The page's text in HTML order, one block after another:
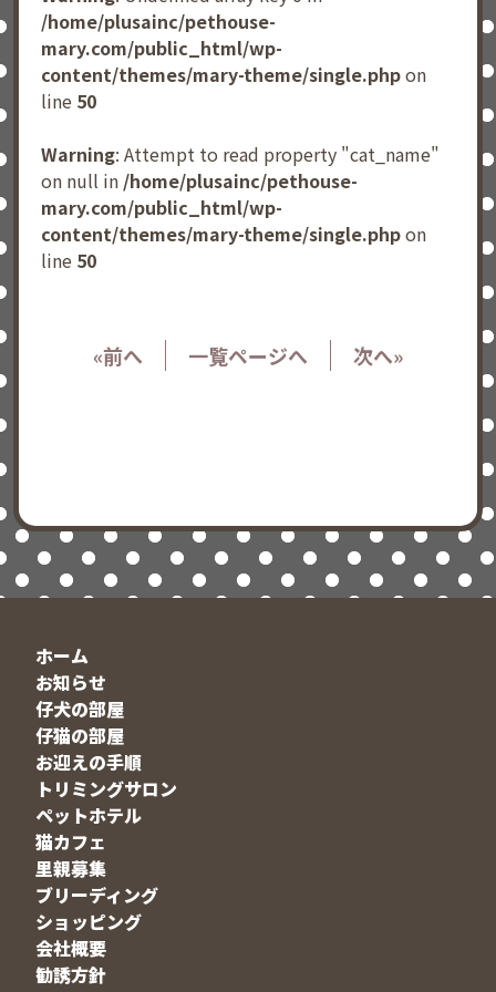
/home/plusainc/pethouse-
mary.com/public_html/wp-
content/themes/mary-theme/single.phpon
line 50
Warning: Attempt to read property "cat_name"
on null in /home/plusainc/pethouse-
mary.com/public_html/wp-
content/themes/mary-theme/single.phpon
line 50
«前へ 一覧ページへ 次へ»
ホーム
お知らせ
仔犬の部屋
仔猫の部屋
お迎えの手順
トリミングサロン
ペットホテル
猫カフェ
里親募集
ブリーディング
ショッピング
会社概要
勧誘方針